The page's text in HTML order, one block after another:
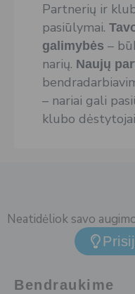
Partnerių ir
pasiūlymai.
galimybės –
narių. Naujų
– nariai gali
klubo
Neatidėliok savo
Bendraukime